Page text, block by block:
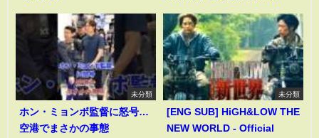
未分類
ホン・ミョンボ監督に怒号…
空港でまさかの事態
未分類
[ENG SUB] HiGH&LOW THE
NEW WORLD - Official